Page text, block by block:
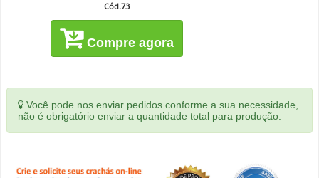
Cód.73
Compre agora
Você pode nos enviar pedidos conforme a sua necessidade,
não é obrigatório enviar a quantidade total para produção.